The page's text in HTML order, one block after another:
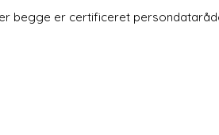
begge er certificeret